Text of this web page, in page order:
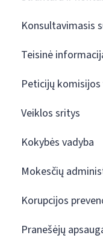
Konsultavimasis
Teisinė
Peticijų komisijos
Veiklos sritys
Kokybės vadyba
Mokesčių
Korupcijos
Pranešėjų